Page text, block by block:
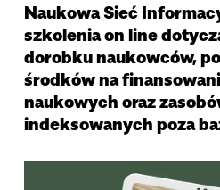
Naukowa Sieć
szkolenia on line
dorobku naukowców,
środków na
naukowych oraz
indeksowanych poza